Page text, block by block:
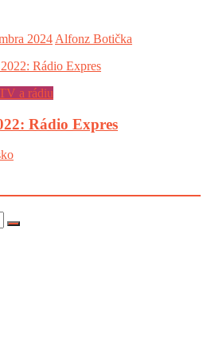
2024 Alfonz Botička
a rádiu
Rádio Expres